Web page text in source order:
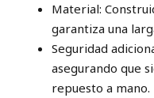
Material:
garantiza una
Seguridad
asegurando que
repuesto a mano.